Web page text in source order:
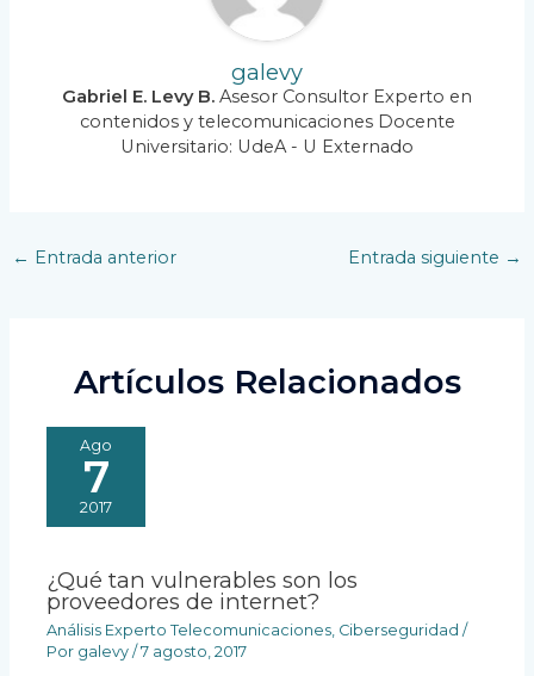
galevy
Gabriel E. Levy B. Asesor Consultor Experto en
contenidos y telecomunicaciones Docente
Universitario: UdeA - U Externado
Navegación
← Entrada anterior Entrada siguiente →
Artículos Relacionados
Ago
7
2017
¿Qué tan vulnerables son los
proveedores de internet?
Análisis Experto Telecomunicaciones, Ciberseguridad /
Por galevy/7 agosto, 2017